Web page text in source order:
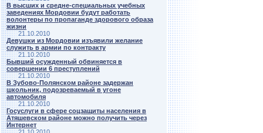
В высших и средне-специальных учебных
заведениях Мордовии будут работать
волонтеры по пропаганде здорового образа
жизни
21.10.2010
Девушки из Мордовии изъявили желание
служить в армии по контракту
21.10.2010
Бывший осужденный обвиняется в
совершении 6 преступлений
21.10.2010
В Зубово-Полянском районе задержан
школьник, подозреваемый в угоне
автомобиля
21.10.2010
Госуслуги в сфере соцзащиты населения в
Атяшевском районе можно получить через
Интернет